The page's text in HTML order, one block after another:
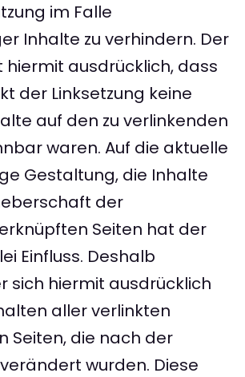
im Falle
Inhalte zu verhindern. Der
hiermit ausdrücklich, dass
der Linksetzung keine
auf den zu verlinkenden
waren. Auf die aktuelle
Gestaltung, die Inhalte
der
Seiten hat der
Einfluss. Deshalb
sich hiermit ausdrücklich
aller verlinkten
Seiten, die nach der
wurden. Diese